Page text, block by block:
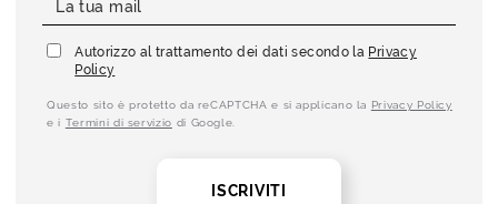
Autorizzo al trattamento dei dati secondo la Privacy
Policy
Questo sito è protetto da reCAPTCHA e si applicano la Privacy Policy
e i Termini di servizio di Google.
ISCRIVITI